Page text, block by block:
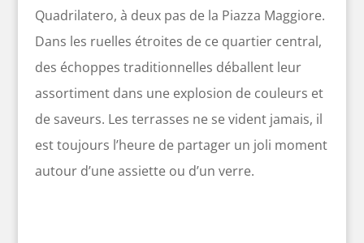
Quadrilatero, à deux pas de la Piazza Maggiore.
Dans les ruelles étroites de ce quartier central,
des échoppes traditionnelles déballent leur
assortiment dans une explosion de couleurs et
de saveurs. Les terrasses ne se vident jamais, il
est toujours l’heure de partager un joli moment
autour d’une assiette ou d’un verre.